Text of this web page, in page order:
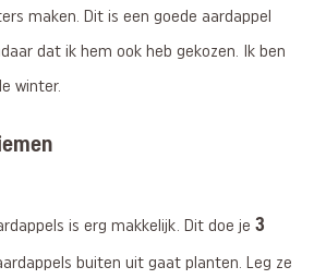
maken. Dit is een goede aardappel
dat ik hem ook heb gekozen. Ik ben
winter.
is erg makkelijk. Dit doe je 3
buiten uit gaat planten. Leg ze